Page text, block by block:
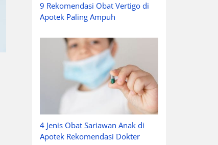
9 Rekomendasi Obat Vertigo di
Apotek Paling Ampuh
4 Jenis Obat Sariawan Anak di
Apotek Rekomendasi Dokter